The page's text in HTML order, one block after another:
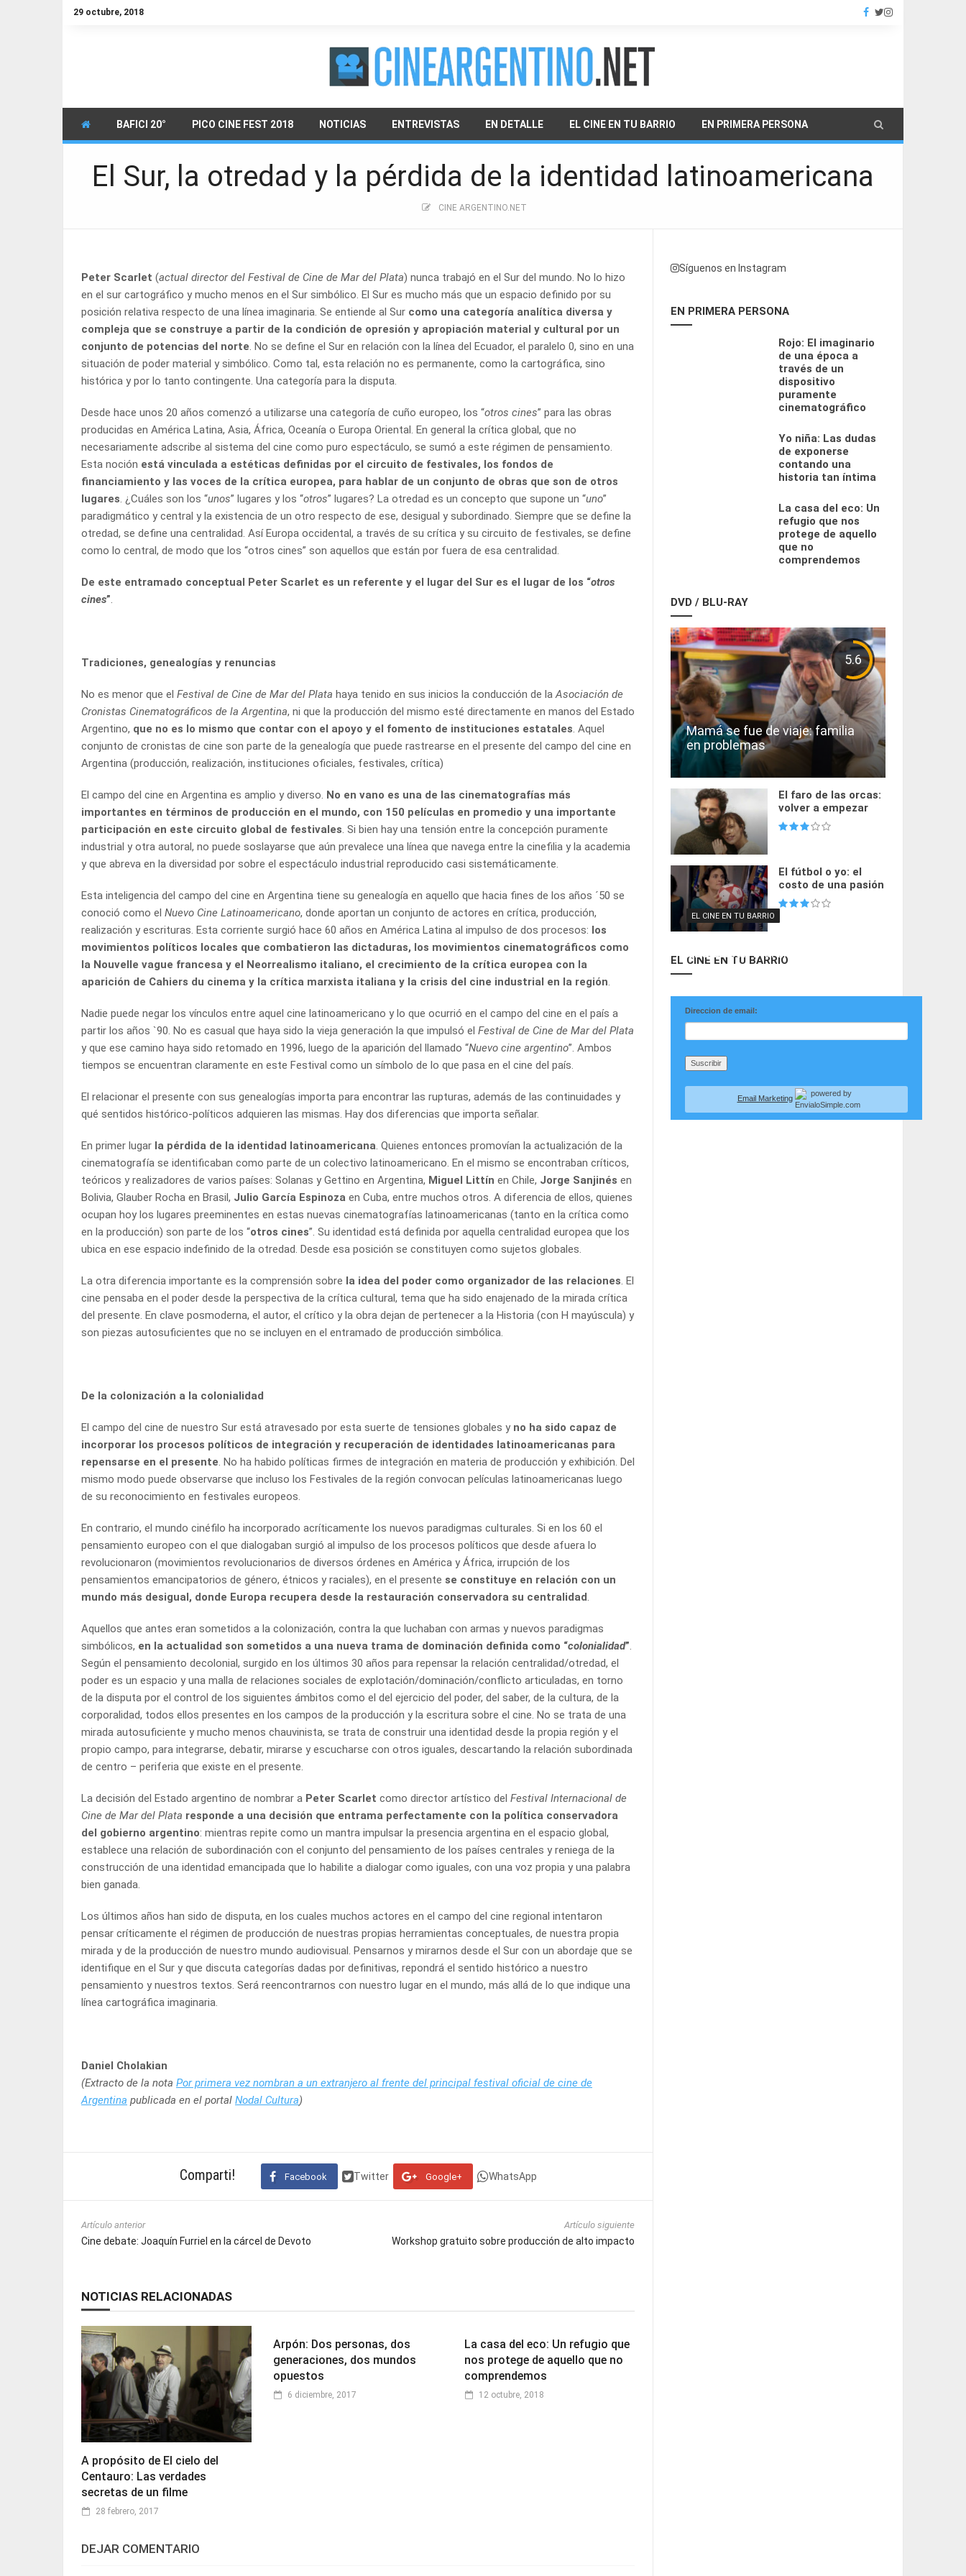
29 octubre, 2018
BAFICI 20° PICO CINE FEST 2018 NOTICIAS ENTREVISTAS EN DETALLE EL CINE EN TU BARRIO EN PRIMERA PERSONA
El Sur, la otredad y la pérdida de la identidad latinoamericana
CINE ARGENTINO.NET
Peter Scarlet (actual director del Festival de Cine de Mar del Plata) nunca trabajó en el Sur del mundo. No lo hizo
en el sur cartográfico y mucho menos en el Sur simbólico. El Sur es mucho más que un espacio definido por su
posición relativa respecto de una línea imaginaria. Se entiende al Sur como una categoría analítica diversa y
compleja que se construye a partir de la condición de opresión y apropiación material y cultural por un
conjunto de potencias del norte. No se define el Sur en relación con la línea del Ecuador, el paralelo 0, sino en una
situación de poder material y simbólico. Como tal, esta relación no es permanente, como la cartográfica, sino
histórica y por lo tanto contingente. Una categoría para la disputa.
Desde hace unos 20 años comenzó a utilizarse una categoría de cuño europeo, los “otros cines” para las obras
producidas en América Latina, Asia, África, Oceanía o Europa Oriental. En general la crítica global, que no
necesariamente adscribe al sistema del cine como puro espectáculo, se sumó a este régimen de pensamiento.
Esta noción está vinculada a estéticas definidas por el circuito de festivales, los fondos de
financiamiento y las voces de la crítica europea, para hablar de un conjunto de obras que son de otros
lugares. ¿Cuáles son los “unos” lugares y los “otros” lugares? La otredad es un concepto que supone un “uno”
paradigmático y central y la existencia de un otro respecto de ese, desigual y subordinado. Siempre que se define la
otredad, se define una centralidad. Así Europa occidental, a través de su crítica y su circuito de festivales, se define
como lo central, de modo que los “otros cines” son aquellos que están por fuera de esa centralidad.
De este entramado conceptual Peter Scarlet es un referente y el lugar del Sur es el lugar de los “otros
cines”.
Tradiciones, genealogías y renuncias
No es menor que el Festival de Cine de Mar del Plata haya tenido en sus inicios la conducción de laAsociación de
Cronistas Cinematográficos de la Argentina, ni que la producción del mismo esté directamente en manos del Estado
Argentino, que no es lo mismo que contar con el apoyo y el fomento de instituciones estatales. Aquel
conjunto de cronistas de cine son parte de la genealogía que puede rastrearse en el presente del campo del cine en
Argentina (producción, realización, instituciones oficiales, festivales, crítica)
El campo del cine en Argentina es amplio y diverso. No en vano es una de las cinematografías más
importantes en términos de producción en el mundo, con 150 películas en promedio y una importante
participación en este circuito global de festivales. Si bien hay una tensión entre la concepción puramente
industrial y otra autoral, no puede soslayarse que aún prevalece una línea que navega entre la cinefilia y la academia
y que abreva en la diversidad por sobre el espectáculo industrial reproducido casi sistemáticamente.
Esta inteligencia del campo del cine en Argentina tiene su genealogía en aquello que hacia fines de los años ´50 se
conoció como el Nuevo Cine Latinoamericano, donde aportan un conjunto de actores en crítica, producción,
realización y escrituras. Esta corriente surgió hace 60 años en América Latina al impulso de dos procesos: los
movimientos políticos locales que combatieron las dictaduras, los movimientos cinematográficos como
la Nouvelle vague francesa y el Neorrealismo italiano, el crecimiento de la crítica europea con la
aparición de Cahiers du cinema y la crítica marxista italiana y la crisis del cine industrial en la región.
Nadie puede negar los vínculos entre aquel cine latinoamericano y lo que ocurrió en el campo del cine en el país a
partir los años `90. No es casual que haya sido la vieja generación la que impulsó el Festival de Cine de Mar del Plata
y que ese camino haya sido retomado en 1996, luego de la aparición del llamado “Nuevo cine argentino”. Ambos
tiempos se encuentran claramente en este Festival como un símbolo de lo que pasa en el cine del país.
El relacionar el presente con sus genealogías importa para encontrar las rupturas, además de las continuidades y
qué sentidos histórico-políticos adquieren las mismas. Hay dos diferencias que importa señalar.
En primer lugar la pérdida de la identidad latinoamericana. Quienes entonces promovían la actualización de la
cinematografía se identificaban como parte de un colectivo latinoamericano. En el mismo se encontraban críticos,
teóricos y realizadores de varios países: Solanas y Gettino en Argentina, Miguel Littín en Chile, Jorge Sanjinés en
Bolivia, Glauber Rocha en Brasil, Julio García Espinoza en Cuba, entre muchos otros. A diferencia de ellos, quienes
ocupan hoy los lugares preeminentes en estas nuevas cinematografías latinoamericanas (tanto en la crítica como
en la producción) son parte de los “otros cines”. Su identidad está definida por aquella centralidad europea que los
ubica en ese espacio indefinido de la otredad. Desde esa posición se constituyen como sujetos globales.
La otra diferencia importante es la comprensión sobre la idea del poder como organizador de las relaciones. El
cine pensaba en el poder desde la perspectiva de la crítica cultural, tema que ha sido enajenado de la mirada crítica
del presente. En clave posmoderna, el autor, el crítico y la obra dejan de pertenecer a la Historia (con H mayúscula) y
son piezas autosuficientes que no se incluyen en el entramado de producción simbólica.
De la colonización a la colonialidad
El campo del cine de nuestro Sur está atravesado por esta suerte de tensiones globales y no ha sido capaz de
incorporar los procesos políticos de integración y recuperación de identidades latinoamericanas para
repensarse en el presente. No ha habido políticas firmes de integración en materia de producción y exhibición. Del
mismo modo puede observarse que incluso los Festivales de la región convocan películas latinoamericanas luego
de su reconocimiento en festivales europeos.
En contrario, el mundo cinéfilo ha incorporado acríticamente los nuevos paradigmas culturales. Si en los 60 el
pensamiento europeo con el que dialogaban surgió al impulso de los procesos políticos que desde afuera lo
revolucionaron (movimientos revolucionarios de diversos órdenes en América y África, irrupción de los
pensamientos emancipatorios de género, étnicos y raciales), en el presente se constituye en relación con un
mundo más desigual, donde Europa recupera desde la restauración conservadora su centralidad.
Aquellos que antes eran sometidos a la colonización, contra la que luchaban con armas y nuevos paradigmas
simbólicos, en la actualidad son sometidos a una nueva trama de dominación definida como “colonialidad”.
Según el pensamiento decolonial, surgido en los últimos 30 años para repensar la relación centralidad/otredad, el
poder es un espacio y una malla de relaciones sociales de explotación/dominación/conflicto articuladas, en torno
de la disputa por el control de los siguientes ámbitos como el del ejercicio del poder, del saber, de la cultura, de la
corporalidad, todos ellos presentes en los campos de la producción y la escritura sobre el cine. No se trata de una
mirada autosuficiente y mucho menos chauvinista, se trata de construir una identidad desde la propia región y el
propio campo, para integrarse, debatir, mirarse y escucharse con otros iguales, descartando la relación subordinada
de centro – periferia que existe en el presente.
La decisión del Estado argentino de nombrar a Peter Scarlet como director artístico del Festival Internacional de
Cine de Mar del Plata responde a una decisión que entrama perfectamente con la política conservadora
del gobierno argentino: mientras repite como un mantra impulsar la presencia argentina en el espacio global,
establece una relación de subordinación con el conjunto del pensamiento de los países centrales y reniega de la
construcción de una identidad emancipada que lo habilite a dialogar como iguales, con una voz propia y una palabra
bien ganada.
Los últimos años han sido de disputa, en los cuales muchos actores en el campo del cine regional intentaron
pensar críticamente el régimen de producción de nuestras propias herramientas conceptuales, de nuestra propia
mirada y de la producción de nuestro mundo audiovisual. Pensarnos y mirarnos desde el Sur con un abordaje que se
identifique en el Sur y que discuta categorías dadas por definitivas, repondrá el sentido histórico a nuestro
pensamiento y nuestros textos. Será reencontrarnos con nuestro lugar en el mundo, más allá de lo que indique una
línea cartográfica imaginaria.
Daniel Cholakian
(Extracto de la nota Por primera vez nombran a un extranjero al frente del principal festival oficial de cine de
Argentina publicada en el portal Nodal Cultura)
Comparti! Facebook Twitter Google+ WhatsApp
Artículo anterior
Cine debate: Joaquín Furriel en la cárcel de Devoto
Artículo siguiente
Workshop gratuito sobre producción de alto impacto
NOTICIAS RELACIONADAS
A propósito de El cielo del
Centauro: Las verdades
secretas de un filme
28 febrero, 2017
Arpón: Dos personas, dos
generaciones, dos mundos
opuestos
6 diciembre, 2017
La casa del eco: Un refugio que
nos protege de aquello que no
comprendemos
12 octubre, 2018
DEJAR COMENTARIO
Síguenos en Instagram
EN PRIMERA PERSONA
Rojo: El imaginario
de una época a
través de un
dispositivo
puramente
cinematográfico
Yo niña: Las dudas
de exponerse
contando una
historia tan íntima
La casa del eco: Un
refugio que nos
protege de aquello
que no
comprendemos
DVD / BLU-RAY
5.6
Mamá se fue de viaje: familia
en problemas
El faro de las orcas:
volver a empezar
El fútbol o yo: el
costo de una pasión
EL CINE EN TU BARRIO
EL CINE EN TU BARRIO
Quetzal
EL CINE EN TU BARRIO
Teatro San Martín
EL CINE EN TU BARRIO
MALBA
Direccion de email:
Email Marketing